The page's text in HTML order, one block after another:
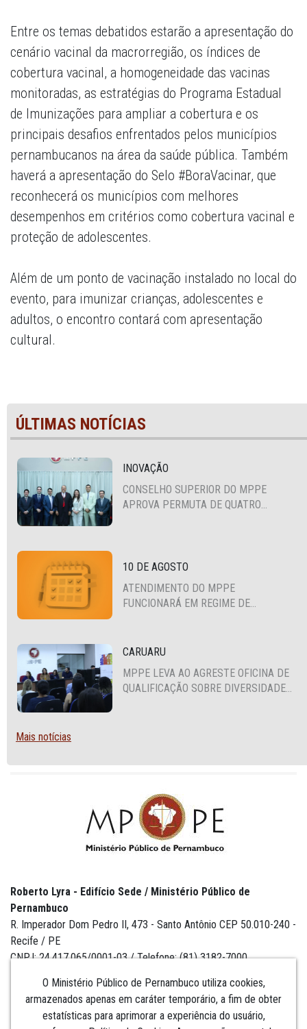
Entre os temas debatidos estarão a apresentação do
cenário vacinal da macrorregião, os índices de
cobertura vacinal, a homogeneidade das vacinas
monitoradas, as estratégias do Programa Estadual
de Imunizações para ampliar a cobertura e os
principais desafios enfrentados pelos municípios
pernambucanos na área da saúde pública. Também
haverá a apresentação do Selo #BoraVacinar, que
reconhecerá os municípios com melhores
desempenhos em critérios como cobertura vacinal e
proteção de adolescentes.
Além de um ponto de vacinação instalado no local do
evento, para imunizar crianças, adolescentes e
adultos, o encontro contará com apresentação
cultural.
ÚLTIMAS NOTÍCIAS
INOVAÇÃO
CONSELHO SUPERIOR DO MPPE
APROVA PERMUTA DE QUATRO
10 DE AGOSTO
ATENDIMENTO DO MPPE
FUNCIONARÁ EM REGIME DE
CARUARU
MPPE LEVA AO AGRESTE OFICINA DE
QUALIFICAÇÃO SOBRE DIVERSIDADE
Mais notícias
O Ministério Público de Pernambuco utiliza cookies,
armazenados apenas em caráter temporário, a fim de obter
estatísticas para aprimorar a experiência do usuário,
Roberto Lyra - Edifício Sede / Ministério Público de
Pernambuco
R. Imperador Dom Pedro II, 473 - Santo Antônio CEP 50.010-240 -
Recife / PE
CNPJ: 24.417.065/0001-03 / Telefone: (81) 3182-7000
Institucional